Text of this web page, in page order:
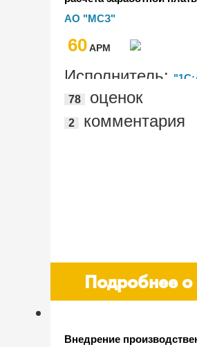
Муромский стрелочный
персоналом 8 КОРП"
АО "МСЗ"
60AРМ
Исполнитель:
78
оценок
2 комментария
Подробнее о
Внедрение